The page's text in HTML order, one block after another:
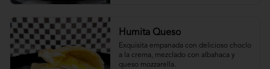
Humita Queso
Exquisita empanada con delicioso choclo
a la crema, mezclado con albahaca y
queso mozzarella.